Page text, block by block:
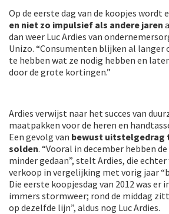
Op de eerste dag van de koopjes wordt
en niet zo impulsief als andere jaren
dan weer Luc Ardies van
Unizo. “Consumenten blijken al langer
te hebben wat ze nodig hebben en
door de grote kortingen.”
Ardies verwijst naar het succes van
maatpakken voor de heren en
Een gevolg van bewust uitstelgedrag
solden. “Vooral in december hebben
minder gedaan”, stelt Ardies, die
verkoop in vergelijking met vorig jaar
Die eerste koopjesdag van 2012 was er
immers stormweer; rond de middag
op dezelfde lijn”, aldus nog Luc Ardies.